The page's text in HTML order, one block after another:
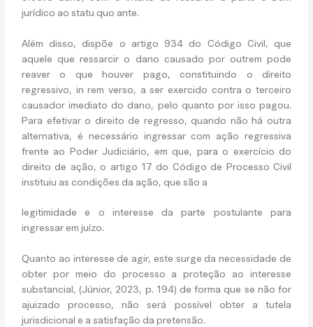
jurídico aostatu quo ante.
Além disso, dispõe o artigo 934 do Código Civil, que
aquele que ressarcir o dano causado por outrem pode
reaver o que houver pago, constituindo o direito
regressivo, in rem verso, a ser exercido contra o terceiro
causador imediato do dano, pelo quanto por isso pagou.
Para efetivar o direito de regresso, quando não há outra
alternativa, é necessário ingressar com ação regressiva
frente ao Poder Judiciário, em que, para o exercício do
direito de ação, o artigo 17 do Código de Processo Civil
instituiu as condições da ação, que são a
legitimidade e o interesse da parte postulante para
ingressar em juízo.
Quanto ao interesse de agir, este surge da necessidade de
obter por meio do processo a proteção ao interesse
substancial, (Júnior, 2023, p. 194) de forma que se não for
ajuizado processo, não será possível obter a tutela
jurisdicional e a satisfação da pretensão.